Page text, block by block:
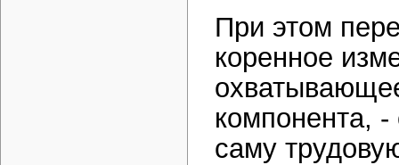
При этом
коренное
компонента, -
саму